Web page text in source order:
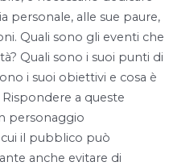
personale, alle sue paure,
Quali sono gli eventi che
Quali sono i suoi punti di
i suoi obiettivi e cosa è
a queste
personaggio
il pubblico può
anche evitare di